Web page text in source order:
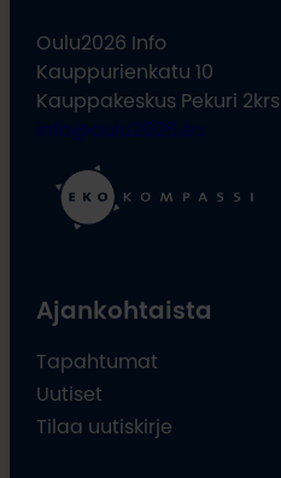
Oulu2026 Info
Kauppurienkatu 10
Kauppakeskus Pekuri 2krs
info@oulu2026.eu
Ajankohtaista
Tapahtumat
Uutiset
Tilaa uutiskirje